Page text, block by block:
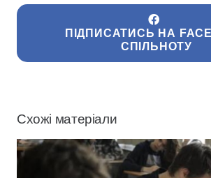
ПІДПИСАТИСЬ НА
СПІЛЬНОТУ
Схожі матеріали